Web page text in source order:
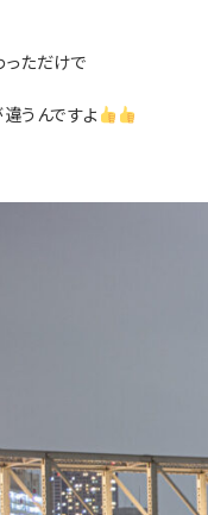
ただけで
うんですよ